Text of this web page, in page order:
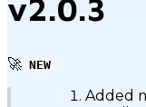
v2.0.3
🚀 NEW
Added